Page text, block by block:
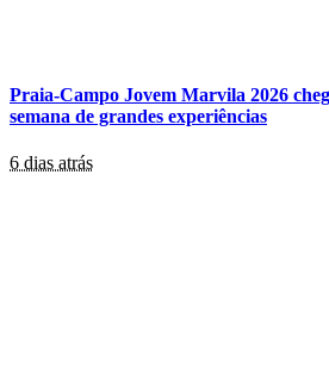
Praia-Campo Jovem Marvila 2026
semana de grandes experiências
6 dias atrás